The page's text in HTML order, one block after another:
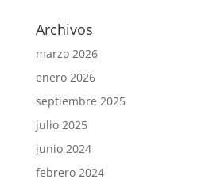
Archivos
marzo 2026
enero 2026
septiembre 2025
julio 2025
junio 2024
febrero 2024